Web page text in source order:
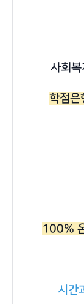
사회
학점은
100%
시간